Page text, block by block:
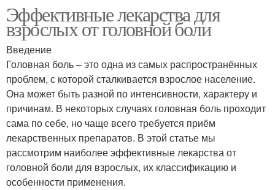
Эффективные лекарства для
взрослых от головной боли
Введение
Головная боль – это одна из самых распространённых
проблем, с которой сталкивается взрослое население.
Она может быть разной по интенсивности, характеру и
причинам. В некоторых случаях головная боль проходит
сама по себе, но чаще всего требуется приём
лекарственных препаратов. В этой статье мы
рассмотрим наиболее эффективные лекарства от
головной боли для взрослых, их классификацию и
особенности применения.